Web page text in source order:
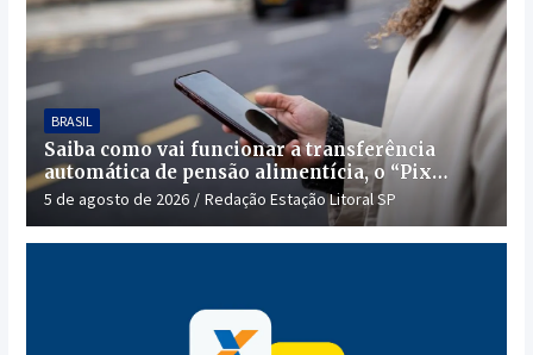
BRASIL
Saiba como vai funcionar a transferência
automática de pensão alimentícia, o “Pix
Pensão”
5 de agosto de 2026 Redação Estação Litoral SP